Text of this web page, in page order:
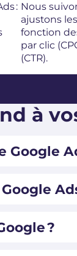
: Nous
ajustons
fonction
par clic
(CTR).
à
?